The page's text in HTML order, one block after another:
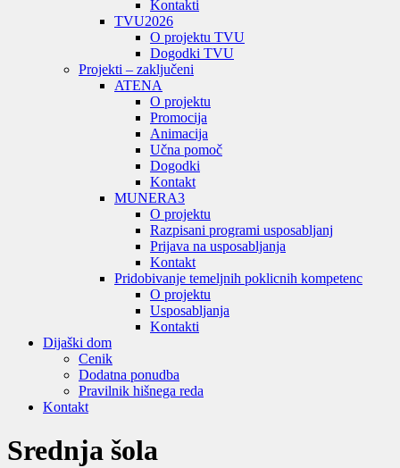
Kontakti
TVU2026
O projektu TVU
Dogodki TVU
Projekti – zaključeni
ATENA
O projektu
Promocija
Animacija
Učna pomoč
Dogodki
Kontakt
MUNERA3
O projektu
Razpisani programi usposabljanj
Prijava na usposabljanja
Kontakt
Pridobivanje temeljnih poklicnih kompetenc
O projektu
Usposabljanja
Kontakti
Dijaški dom
Cenik
Dodatna ponudba
Pravilnik hišnega reda
Kontakt
Srednja šola